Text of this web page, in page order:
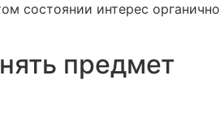
состоянии интерес органично
предмет